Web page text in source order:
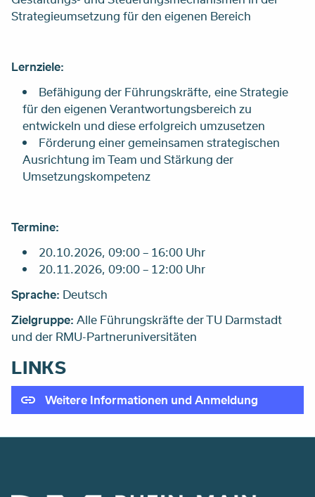
Strategieumsetzung für den eigenen Bereich
Lernziele:
Befähigung der Führungskräfte, eine Strategie
für den eigenen Verantwortungsbereich zu
entwickeln und diese erfolgreich umzusetzen
Förderung einer gemeinsamen strategischen
Ausrichtung im Team und Stärkung der
Umsetzungskompetenz
Termine:
20.10.2026, 09:00 – 16:00 Uhr
20.11.2026, 09:00 – 12:00 Uhr
Sprache: Deutsch
Zielgruppe: Alle Führungskräfte der TU Darmstadt
und der RMU-Partneruniversitäten
LINKS
Weitere Informationen und Anmeldung